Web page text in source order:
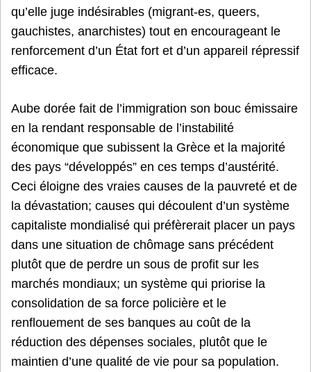
qu’elle juge indésirables (migrant-es, queers,
gauchistes, anarchistes) tout en encourageant le
renforcement d’un État fort et d’un appareil répressif
efficace.
Aube dorée fait de l’immigration son bouc émissaire
en la rendant responsable de l’instabilité
économique que subissent la Grèce et la majorité
des pays “développés” en ces temps d’austérité.
Ceci éloigne des vraies causes de la pauvreté et de
la dévastation; causes qui découlent d’un système
capitaliste mondialisé qui préfèrerait placer un pays
dans une situation de chômage sans précédent
plutôt que de perdre un sous de profit sur les
marchés mondiaux; un système qui priorise la
consolidation de sa force policière et le
renflouement de ses banques au coût de la
réduction des dépenses sociales, plutôt que le
maintien d’une qualité de vie pour sa population.